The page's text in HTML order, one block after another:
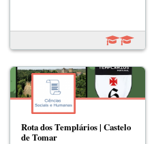
Rota dos Templários | Castelo
de Tomar